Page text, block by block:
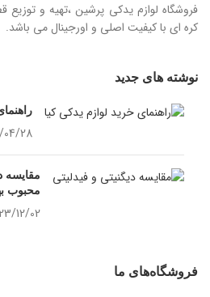
فروشگاه لوازم یدکی پرشین ،تهیه و
کره ای با کیفیت اصلی و اورجینال می باشد.
نوشته های جدید
04/28
مقایسه
محبوب
12/02
فروشگاه‌های ما